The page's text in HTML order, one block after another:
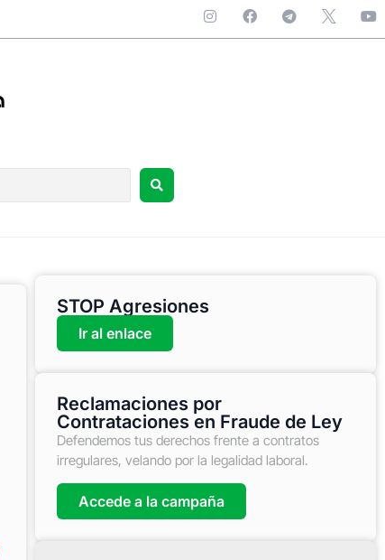
STOP Agresiones
Ir al enlace
Reclamaciones por
Contrataciones en Fraude de Ley
Defendemos tus derechos frente a contratos
irregulares, velando por la legalidad laboral.
Accede a la campaña